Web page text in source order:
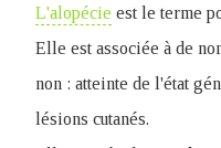
L'alopécie est le terme
Elle est associée à de
non : atteinte de l'état
lésions cutanés.